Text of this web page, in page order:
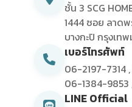
ชั้น 3 SCG
1444 ซอย ลาด
บางกะปิ กรุงเท
เบอร์โทรศัพท์
06-2197-7314 ,
06-1384-9853
LINE Official